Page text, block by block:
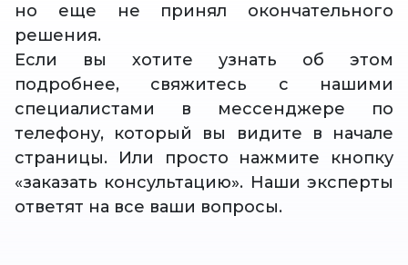
но еще не принял окончательного
решения.
Если вы хотите узнать об этом
подробнее, свяжитесь с нашими
специалистами в мессенджере по
телефону, который вы видите в начале
страницы. Или просто нажмите кнопку
«заказать консультацию». Наши эксперты
ответят на все ваши вопросы.